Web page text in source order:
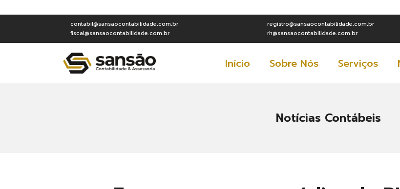
contabil@sansaocontabilidade.com.br
fiscal@sansaocontabilidade.com.br
registro@sansaocontabilidade.com.br
rh@sansaocontabilidade.com.br
Início Sobre Nós Serviços
Notícias Contábeis